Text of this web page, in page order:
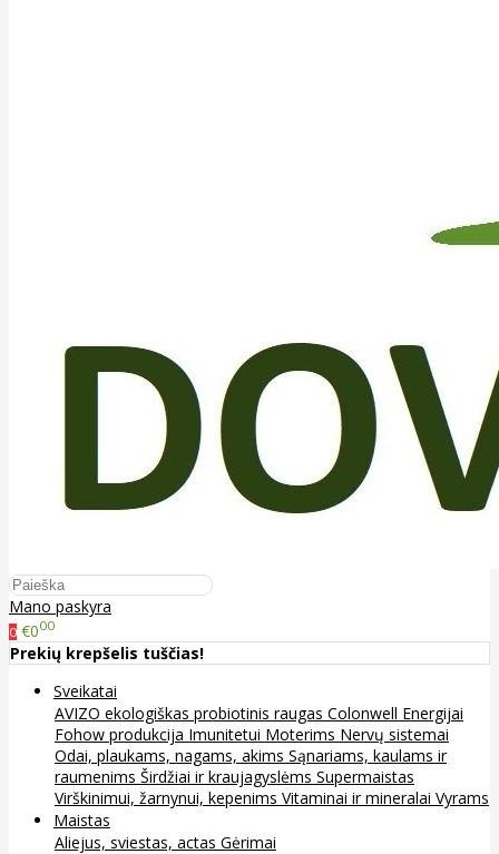
Mano paskyra
0 €000
Prekių krepšelis tuščias!
Sveikatai
AVIZO ekologiškas probiotinis raugas Colonwell Energijai
Fohow produkcija Imunitetui Moterims Nervų sistemai
Odai, plaukams, nagams, akims Sąnariams, kaulams ir
raumenims Širdžiai ir kraujagyslėms Supermaistas
Virškinimui, žarnynui, kepenims Vitaminai ir mineralai Vyrams
Maistas
Aliejus, sviestas, actas Gėrimai